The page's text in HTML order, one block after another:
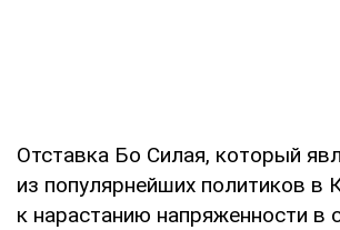
Отставка Бо Силая, который
из популярнейших политиков в
к нарастанию напряженности в